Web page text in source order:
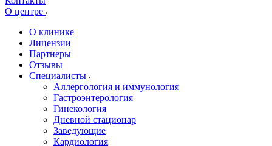
О центре
О клинике
Лицензии
Партнеры
Отзывы
Специалисты
Аллергология и иммунология
Гастроэнтерология
Гинекология
Дневной стационар
Заведующие
Кардиология